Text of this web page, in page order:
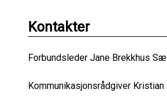
Kontakter
Forbundsleder Jane Brekkhus
Kommunikasjonsrådgiver